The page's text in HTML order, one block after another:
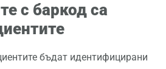
с баркод са
бъдат идентифицирани